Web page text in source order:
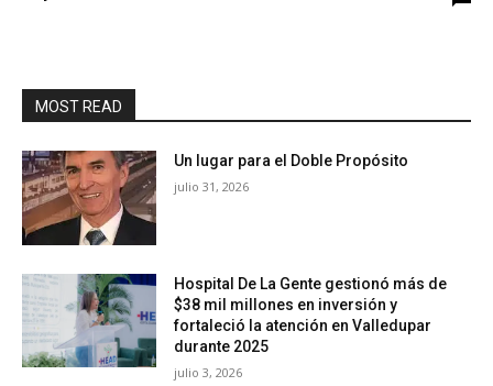
MOST READ
Un lugar para el Doble Propósito
julio 31, 2026
Hospital De La Gente gestionó más de
$38 mil millones en inversión y
fortaleció la atención en Valledupar
durante 2025
julio 3, 2026